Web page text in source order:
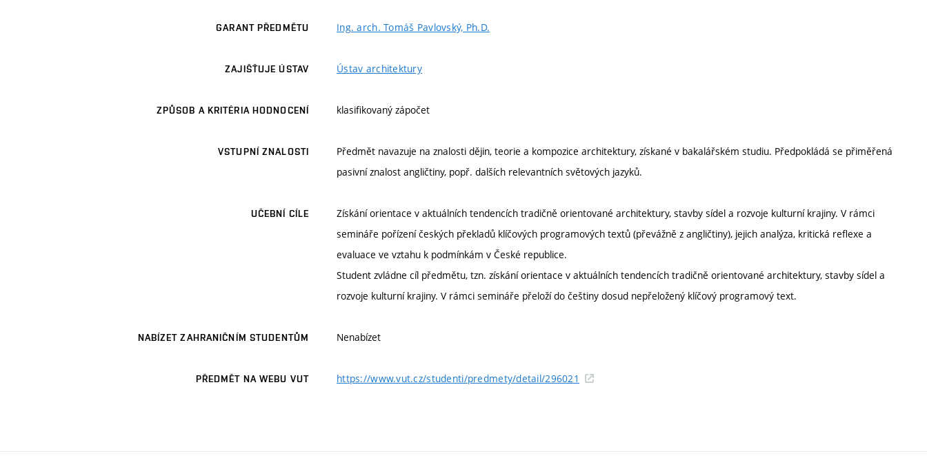
GARANT PŘEDMĚTU Ing. arch. Tomáš Pavlovský, Ph.D.
ZAJIŠŤUJE ÚSTAV Ústav architektury
ZPŮSOB A KRITÉRIA HODNOCENÍ klasifikovaný zápočet
VSTUPNÍ ZNALOSTI
Předmět navazuje na znalosti dějin, teorie a kompozice architektury, získané v bakalářském studiu. Předpokládá se přiměřená
pasivní znalost angličtiny, popř. dalších relevantních světových jazyků.
UČEBNÍ CÍLE
Získání orientace v aktuálních tendencích tradičně orientované architektury, stavby sídel a rozvoje kulturní krajiny. V rámci
semináře pořízení českých překladů klíčových programových textů (převážně z angličtiny), jejich analýza, kritická reflexe a
evaluace ve vztahu k podmínkám v České republice.
Student zvládne cíl předmětu, tzn. získání orientace v aktuálních tendencích tradičně orientované architektury, stavby sídel a
rozvoje kulturní krajiny. V rámci semináře přeloží do češtiny dosud nepřeložený klíčový programový text.
NABÍZET ZAHRANIČNÍM STUDENTŮM Nenabízet
PŘEDMĚT NA WEBU VUT https://www.vut.cz/studenti/predmety/detail/296021